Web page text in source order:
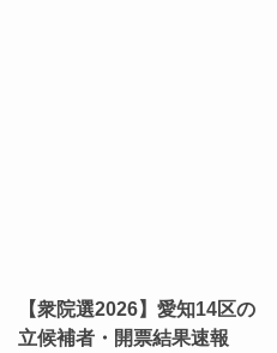
【衆院選2026】愛知14区の
立候補者・開票結果速報